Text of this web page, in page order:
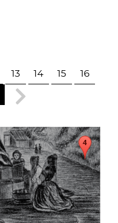
13 14 15 16